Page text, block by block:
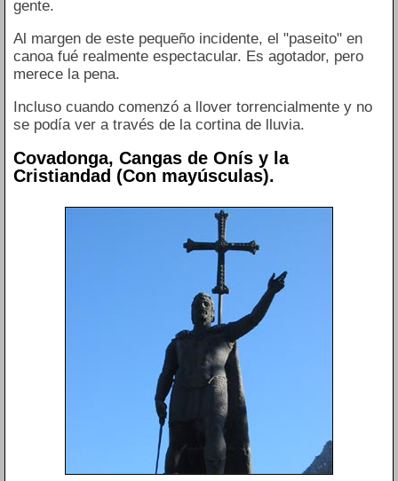
gente.
Al margen de este pequeño incidente, el "paseito" en
canoa fué realmente espectacular. Es agotador, pero
merece la pena.
Incluso cuando comenzó a llover torrencialmente y no
se podía ver a través de la cortina de lluvia.
Covadonga, Cangas de Onís y la
Cristiandad (Con mayúsculas).